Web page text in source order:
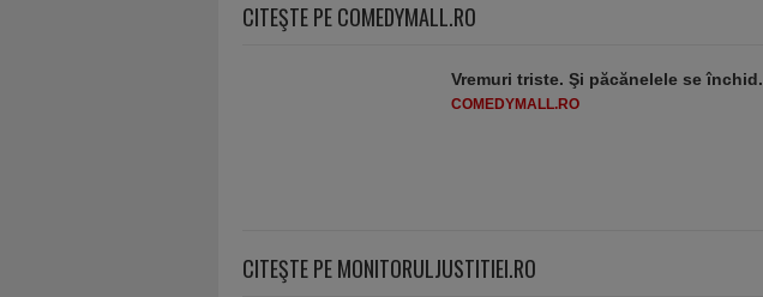
CITEŞTE PE COMEDYMALL.RO
Vremuri triste. Şi păcănelele se închid.
COMEDYMALL.RO
CITEŞTE PE MONITORULJUSTITIEI.RO